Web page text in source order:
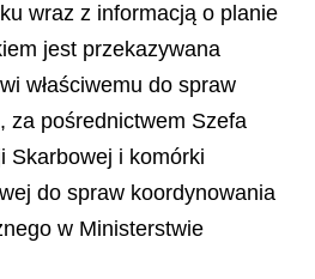
wraz z informacją o planie
jest przekazywana
właściwemu do spraw
za pośrednictwem Szefa
Skarbowej i komórki
do spraw koordynowania
w Ministerstwie